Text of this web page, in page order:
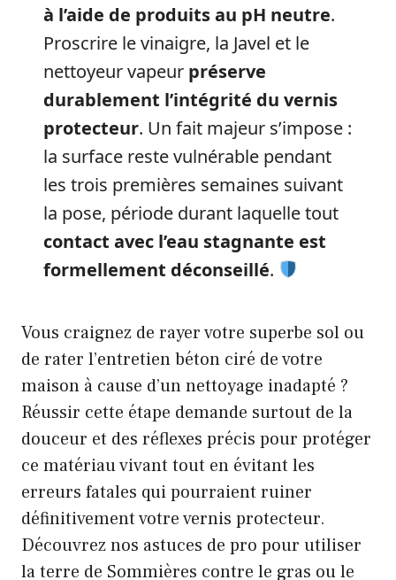
à l’aide de produits au pH neutre.
Proscrire le vinaigre, la Javel et le
nettoyeur vapeur préserve
durablement l’intégrité du vernis
protecteur. Un fait majeur s’impose :
la surface reste vulnérable pendant
les trois premières semaines suivant
la pose, période durant laquelle tout
contact avec l’eau stagnante est
formellement déconseillé.
Vous craignez de rayer votre superbe sol ou
de rater l’entretien béton ciré de votre
maison à cause d’un nettoyage inadapté ?
Réussir cette étape demande surtout de la
douceur et des réflexes précis pour protéger
ce matériau vivant tout en évitant les
erreurs fatales qui pourraient ruiner
définitivement votre vernis protecteur.
Découvrez nos astuces de pro pour utiliser
la terre de Sommières contre le gras ou le